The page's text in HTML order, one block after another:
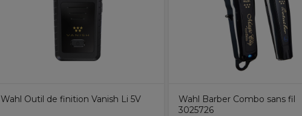
Wahl Outil de finition Vanish Li 5V
Wahl Barber Combo sans fil
3025726